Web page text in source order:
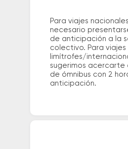
Para viajes
necesario
de anticipación a la
colectivo. Para viajes
limítrofes/
sugerimos acercarte
de ómnibus con 2
anticipación.